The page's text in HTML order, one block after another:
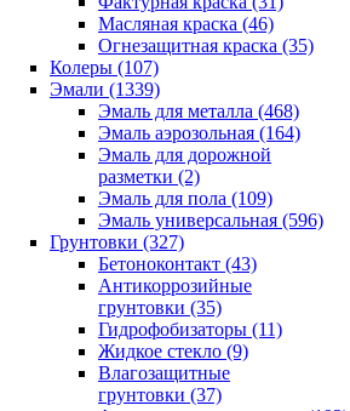
Масляная краска (46)
Огнезащитная краска (35)
Колеры (107)
Эмали (1339)
Эмаль для металла (468)
Эмаль аэрозольная (164)
Эмаль для дорожной
разметки (2)
Эмаль для пола (109)
Эмаль универсальная (596)
Грунтовки (327)
Бетоноконтакт (43)
Антикоррозийные
грунтовки (35)
Гидрофобизаторы (11)
Жидкое стекло (9)
Влагозащитные
грунтовки (37)